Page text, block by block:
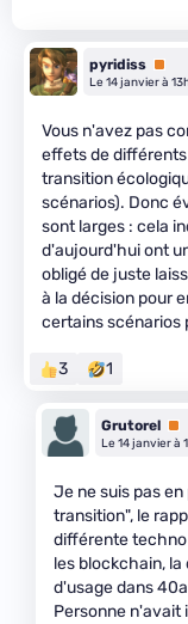
pyridiss
Le 14 janvier à
Vous n'avez pas
effets de
transition
scénarios). Donc
sont larges : cela
d'aujourd'hui ont
obligé de juste
à la décision pour
certains scénarios
3 1
Grutorel
Le 14 janvier à
Je ne suis pas
transition", le
différente techno
les blockchain,
d'usage dans
Personne n'avait